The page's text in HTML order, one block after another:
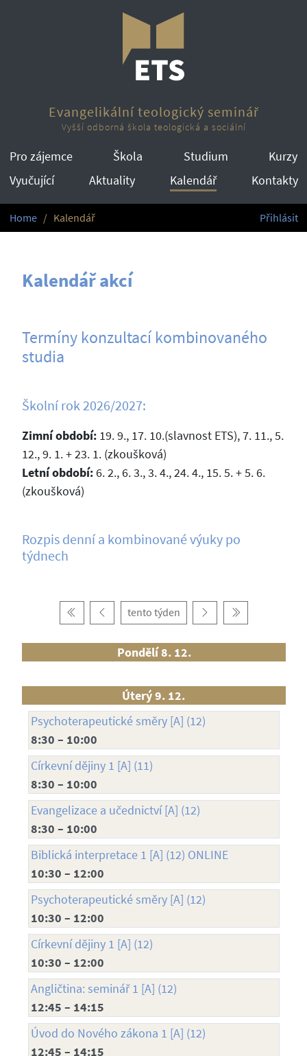
Evangelikální teologický seminář
Vyšší odborná škola teologická a sociální
Pro zájemce Škola Studium
Kurzy
Vyučující
Aktuality Kalendář Kontakty
Home Kalendář Přihlásit
Kalendář akcí
Termíny konzultací kombinovaného
studia
Školní rok 2026/2027:
Zimní období:19. 9., 17. 10.(slavnost ETS), 7. 11., 5.
12., 9. 1. + 23. 1. (zkoušková)
Letní období:6. 2., 6. 3., 3. 4., 24. 4., 15. 5. + 5. 6.
(zkoušková)
Rozpis denní a kombinované výuky po
týdnech
tento týden
Pondělí 8. 12.
Úterý 9. 12.
Psychoterapeutické směry [A] (12)
8:30 – 10:00
Církevní dějiny 1 [A] (11)
8:30 – 10:00
Evangelizace a učednictví [A] (12)
8:30 – 10:00
Biblická interpretace 1 [A] (12) ONLINE
10:30 – 12:00
Psychoterapeutické směry [A] (12)
10:30 – 12:00
Církevní dějiny 1 [A] (12)
10:30 – 12:00
Angličtina: seminář 1 [A] (12)
12:45 – 14:15
Úvod do Nového zákona 1 [A] (12)
12:45 – 14:15